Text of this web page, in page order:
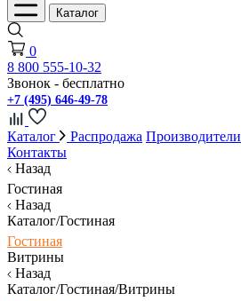
Каталог
0
8 800 555-10-32
Звонок - бесплатно
+7 (495) 646-49-78
Каталог Распродажа Производители
Контакты
Назад
Гостиная
Назад
Каталог/Гостиная
Гостиная
Витрины
Назад
Каталог/Гостиная/Витрины